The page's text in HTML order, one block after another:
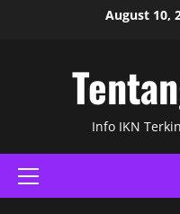
August 10,
Info IKN
Primary
Menu